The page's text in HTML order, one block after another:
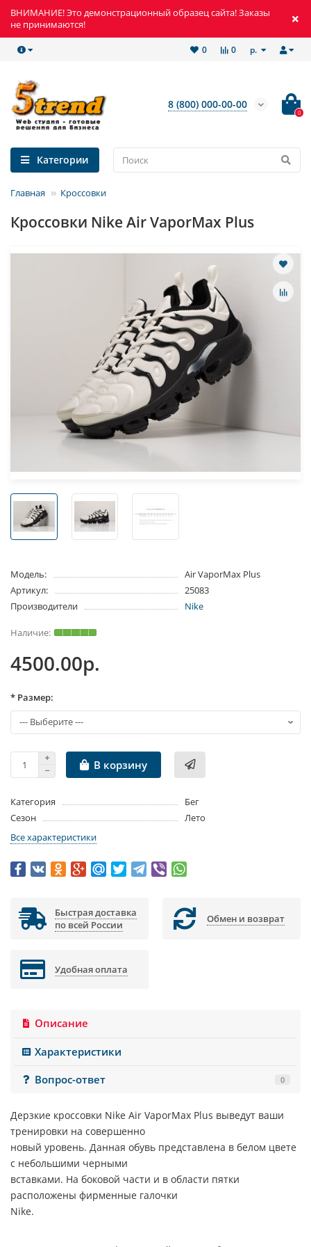
ВНИМАНИЕ! Это демонстрационный образец сайта! Заказы
не принимаются!
р.
0
0
8 (800) 000-00-00
0
Категории
Главная Кроссовки
Кроссовки Nike Air VaporMax Plus
Модель:
Air VaporMax Plus
Артикул:
25083
Производители
Nike
4500.00р.
* Размер:
В корзину
Категория
Бег
Сезон
Лето
Все характеристики
Быстрая доставка
по всей России
Обмен и возврат
Удобная оплата
Описание
Характеристики
Вопрос-ответ
0
Дерзкие кроссовки Nike Air VaporMax Plus выведут ваши
тренировки на совершенно
новый уровень. Данная обувь представлена в белом цвете
с небольшими черными
вставками. На боковой части и в области пятки
расположены фирменные галочки
Nike.